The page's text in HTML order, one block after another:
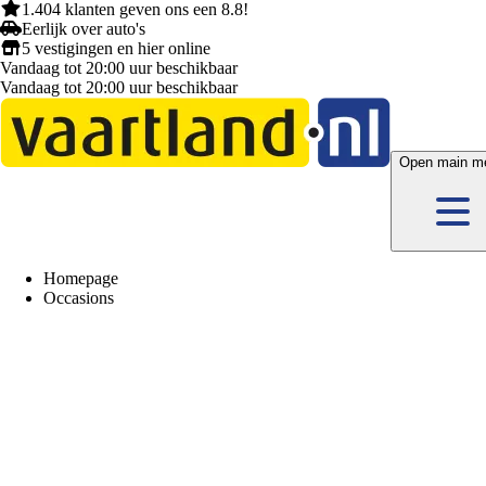
1.404 klanten geven ons een 8.8!
Eerlijk over auto's
5 vestigingen en hieronline
Vandaag tot 20:00 uur beschikbaar
Vandaag tot 20:00 uur beschikbaar
Open main
Homepage
Occasions